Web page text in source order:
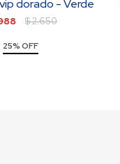
dorado - Verde
$2.650
25% OFF